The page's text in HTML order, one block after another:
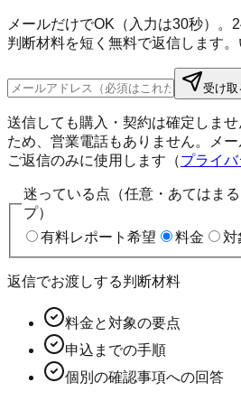
メールだけでOK（入力は30秒）。
判断材料を短く無料で返信します。
受け取
送信しても購入・契約は確定しま
ため、営業電話もありません。メ
ご返信のみに使用します（プライ
迷っている点（任意・あてはま
プ）
有料レポート希望
料金 対
返信でお渡しする判断材料
料金と対象の要点
申込までの手順
個別の確認事項への回答